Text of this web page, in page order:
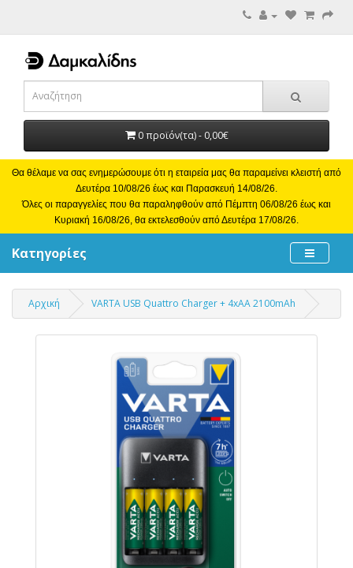
0 προϊόν(τα) - 0,00€
Θα θέλαμε να σας ενημερώσουμε ότι η εταιρεία μας θα παραμείνει κλειστή από
Δευτέρα 10/08/26 έως και Παρασκευή 14/08/26.
Όλες οι παραγγελίες που θα παραληφθούν από Πέμπτη 06/08/26 έως και
Κυριακή 16/08/26, θα εκτελεσθούν από Δευτέρα 17/08/26.
Κατηγορίες
Αρχική VARTA USB Quattro Charger + 4xAA 2100mAh